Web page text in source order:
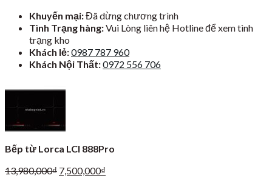
là:
13,980,000₫.
tại
là:
Khuyến mại:Đã dừng chương trình
Tình Trạng hàng:Vui Lòng liên hệ Hotline để xem tình
trạng kho
Khách lẻ:0987 787 960
Khách Nội Thất:0972 556 706
Bếp từ Lorca LCI 888Pro
13,980,000₫ Giá
7,500,000₫